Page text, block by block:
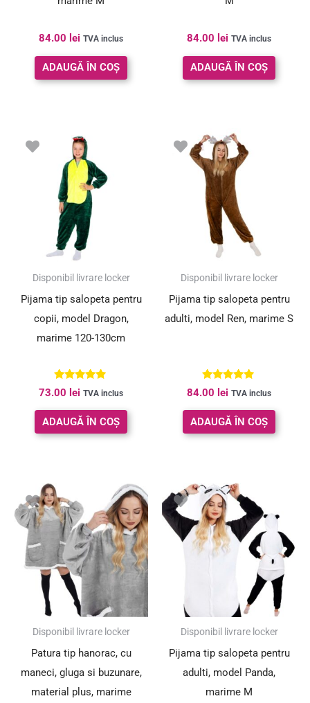
84.00 lei TVA inclus
ADAUGĂ ÎN COȘ
84.00 lei TVA inclus
ADAUGĂ ÎN COȘ
Disponibil livrare locker
Pijama tip salopeta pentru
copii, model Dragon,
marime 120-130cm
Evaluat la
5.00
din 5
73.00 lei TVA inclus
ADAUGĂ ÎN COȘ
Disponibil livrare locker
Pijama tip salopeta pentru
adulti, model Ren, marime S
Evaluat la
5.00
din 5
84.00 lei TVA inclus
ADAUGĂ ÎN COȘ
Disponibil livrare locker
Patura tip hanorac, cu
maneci, gluga si buzunare,
material plus, marime
Disponibil livrare locker
Pijama tip salopeta pentru
adulti, model Panda,
marime M